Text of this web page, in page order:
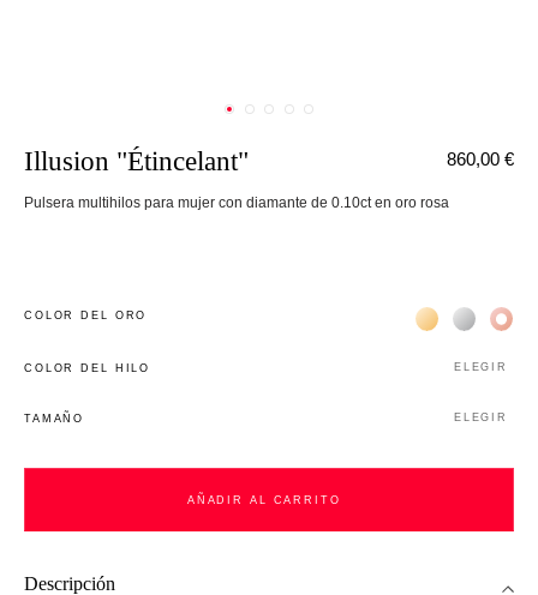
Illusion "Étincelant"
Pulsera multihilos para mujer con diamante de 0.10ct en oro rosa
860,00 €
COLOR DEL ORO Жёлтое золото
Белое
COLOR DEL HILO ELEGIR
TAMAÑO ELEGIR
AÑADIR AL CARRITO
Descripción